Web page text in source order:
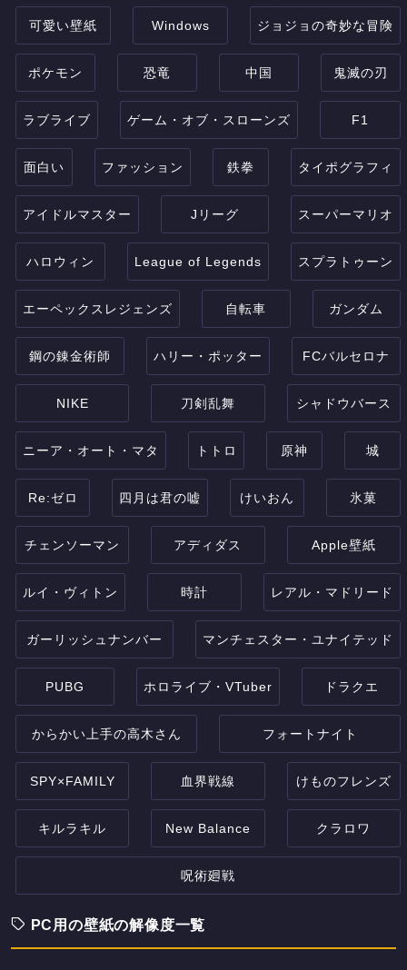
可愛い壁紙 Windows ジョジョの奇妙な冒険
ポケモン 恐竜 中国 鬼滅の刃
ラブライブ ゲーム・オブ・スローンズ F1
面白い ファッション 鉄拳 タイポグラフィ
アイドルマスター Jリーグ スーパーマリオ
ハロウィン League of Legends スプラトゥーン
エーペックスレジェンズ 自転車 ガンダム
鋼の錬金術師 ハリー・ポッター FCバルセロナ
NIKE 刀剣乱舞 シャドウバース
ニーア・オート・マタ トトロ 原神 城
Re:ゼロ 四月は君の嘘 けいおん 氷菓
チェンソーマン アディダス Apple壁紙
ルイ・ヴィトン 時計 レアル・マドリード
ガーリッシュナンバー マンチェスター・ユナイテッド
PUBG ホロライブ・VTuber ドラクエ
からかい上手の高木さん フォートナイト
SPY×FAMILY 血界戦線 けものフレンズ
キルラキル New Balance クラロワ
呪術廻戦
PC用の壁紙の解像度一覧